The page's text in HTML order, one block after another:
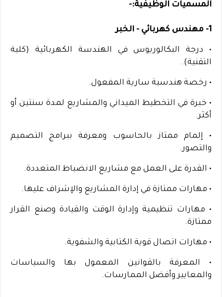
المسميات الوظيفية:-
1- مهندس كهربائي - الخبر
• درجة البكالوريوس في الهندسة الكهربائية (كلية
التقنية).
• رخصة هندسية سارية المفعول.
• خبرة في التخطيط الميداني والمشاريع لمدة سنتين أو
أكثر.
• إلمام ممتاز بالحاسوب ومعرفة ببرامج التصميم
والتصور.
• القدرة على العمل مع مشاريع الانضباط المتعددة.
• مهارات ممتازة في إدارة المشاريع والإشراف عليها.
• مهارات تنظيمية وإدارة الوقت والقيادة وصنع القرار
ممتازة.
• مهارات اتصال قوية الكتابية والشفوية.
• المعرفة بالقوانين المعمول بها والسياسات
والمعايير وأفضل الممارسات.